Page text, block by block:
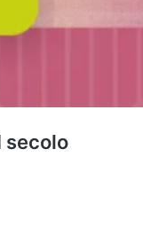
secolo